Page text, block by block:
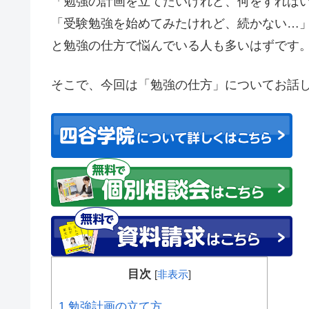
「受験勉強を始めてみたけれど、続かない…」
と勉強の仕方で悩んでいる人も多いはずです。
そこで、今回は 「勉強の仕方」 についてお話
目次 [非表示]